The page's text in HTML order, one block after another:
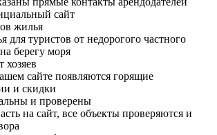
сайт
жилья
для туристов от недорогого частного
берегу моря
хозяев
сайте появляются горящие
и скидки
и проверены
на сайт, все объекты проверяются и